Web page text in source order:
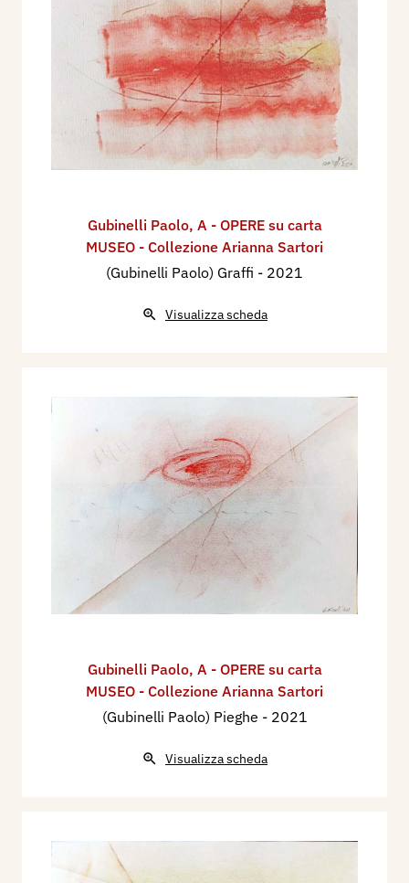
Gubinelli Paolo, A - OPERE su carta
MUSEO - Collezione Arianna Sartori
(Gubinelli Paolo) Graffi - 2021
Visualizza scheda
Gubinelli Paolo, A - OPERE su carta
MUSEO - Collezione Arianna Sartori
(Gubinelli Paolo) Pieghe - 2021
Visualizza scheda